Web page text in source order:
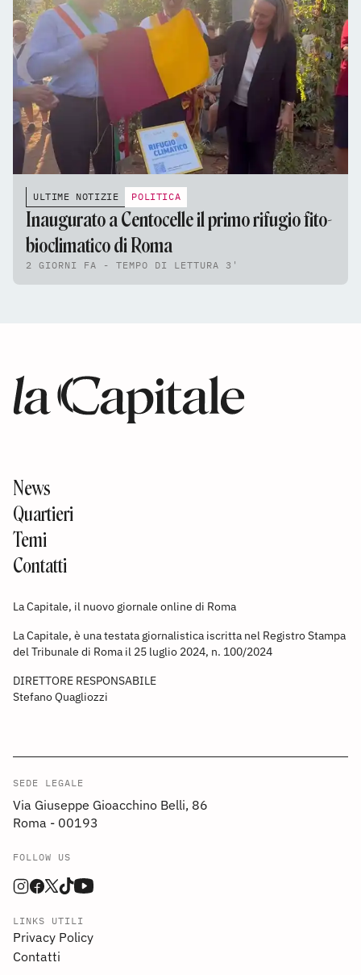
ULTIME NOTIZIE POLITICA
Inaugurato a Centocelle il primo rifugio fito-
bioclimatico di Roma
2 GIORNI FA - TEMPO DI LETTURA 3'
News
Quartieri
Temi
Contatti
La Capitale, il nuovo giornale online di Roma
La Capitale, è una testata giornalistica iscritta nel Registro Stampa
del Tribunale di Roma il 25 luglio 2024, n. 100/2024
DIRETTORE RESPONSABILE
Stefano Quagliozzi
SEDE LEGALE
Via Giuseppe Gioacchino Belli, 86
Roma - 00193
FOLLOW US
LINKS UTILI
Privacy Policy
Contatti